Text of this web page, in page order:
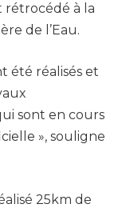
rétrocédé à la
de l’Eau.
été réalisés et
sont en cours
», souligne
25km de